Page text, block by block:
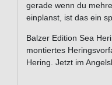
gerade wenn du
einplanst, ist das ein
Balzer Edition Sea
montiertes
Hering. Jetzt im